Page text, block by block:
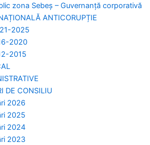
zona Sebeș – Guvernanță corporativă
ANTICORUPȚIE
2025
2020
2015
DE CONSILIU
2026
2025
2024
2023